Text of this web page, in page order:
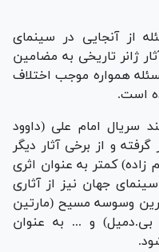
از آنجایی در سینمای
ژانر تاریخی به مضامین
همواره موجب اختلاف
است.
سریال امام علی (داوود
و از برخی آثار دیگر
زاده) کمتر به عنوان اثری
جهان نیز از آثاری
وسوسه مسیح (مارتین
و ... به عنوان